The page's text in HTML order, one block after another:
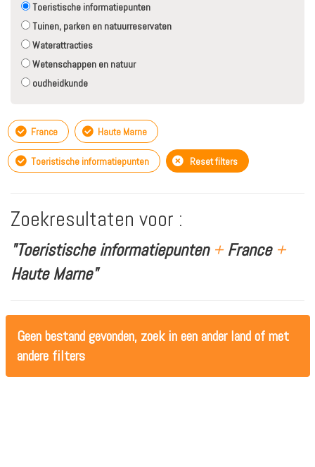
Toeristische informatiepunten
Tuinen, parken en natuurreservaten
Waterattracties
Wetenschappen en natuur
oudheidkunde
France Haute Marne
Toeristische informatiepunten Reset filters
Zoekresultaten voor :
"Toeristische informatiepunten +France +
Haute Marne"
Geen bestand gevonden, zoek in een ander land of met
andere filters